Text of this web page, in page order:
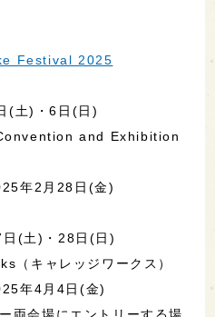
Festival 2025
(土)・6日(日)
and Exhibition
年2月28日(金)
日(土)・28日(日)
（キャレッジワークス）
年4月4日(金)
両会場にエントリーする場